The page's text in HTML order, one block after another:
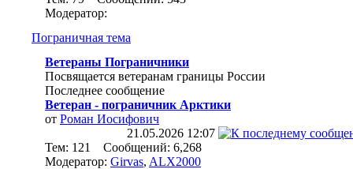
Модератор:
Пограничная тема
Ветераны Пограничники
Посвящается ветеранам границы России
Последнее сообщение
Ветеран - пограничник Арктики
от Роман Иосифович
21.05.2026 12:07
Тем: 121 Сообщений: 6,268
Модератор: Girvas, ALX2000